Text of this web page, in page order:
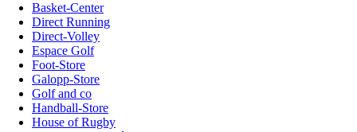
Basket-Center
Direct Running
Direct-Volley
Espace Golf
Foot-Store
Galopp-Store
Golf and co
Handball-Store
House of Rugby